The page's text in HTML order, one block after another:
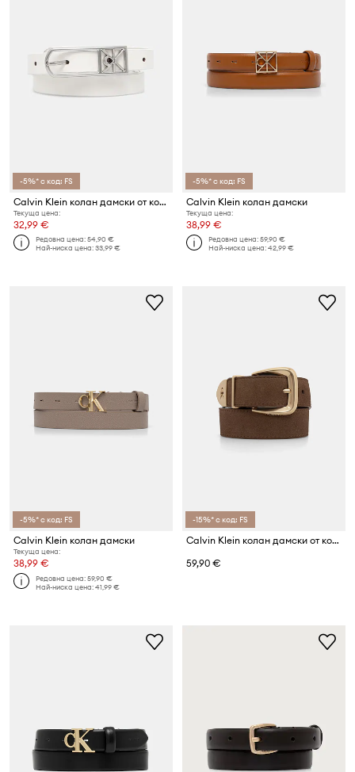
-5%* с код: FS
Calvin Klein колан дамски от кожа
Текуща цена:
32,99 €
Редовна цена:54,90 €
Най-ниска цена:33,99 €
-5%* с код: FS
Calvin Klein колан дамски
Текуща цена:
38,99 €
Редовна цена:59,90 €
Най-ниска цена:42,99 €
-5%* с код: FS
Calvin Klein колан дамски
Текуща цена:
38,99 €
Редовна цена:59,90 €
Най-ниска цена:41,99 €
-15%* с код: FS
Calvin Klein колан дамски от кожа
59,90 €